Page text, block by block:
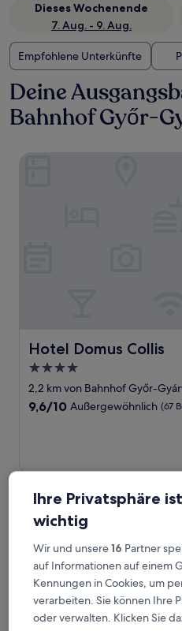
Dieses Wochenende
7. Aug. - 9. Aug.
Empfohlene Unterkünfte
Deine
Bahnhof Győr-
Hotel Domus Collis
Hotel Domus Collis
4.0-
Sterne-
Unterkunft
2,2 km von Bahnhof Győr-
9.6
Bewertungen)
9,6/10 Außergewöhnlich (67
ETO Park Hotel Business &
Ihre Privatsphäre
wichtig
Wir und unsere16 Partner
auf Informationen auf einem
Kennungen in Cookies, um
verarbeiten. Sie können Ihre
oder verwalten. Klicken Sie